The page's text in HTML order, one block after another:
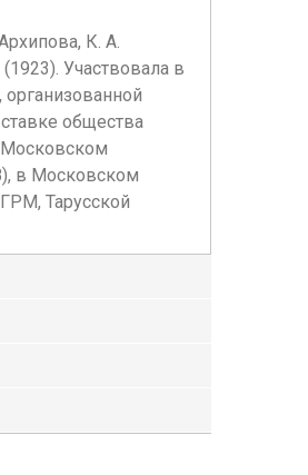
К. А.
Участвовала в
общества
в Московском
Тарусской